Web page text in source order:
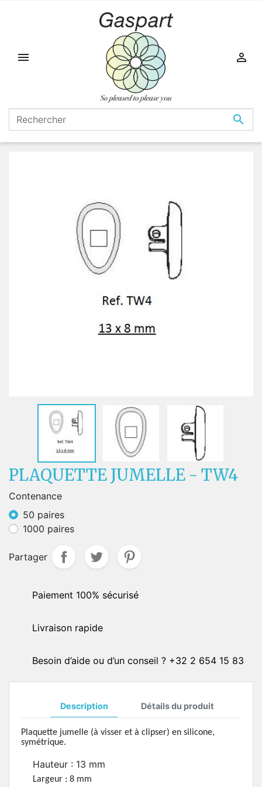



PLAQUETTE JUMELLE - TW4
Contenance
50 paires
1000 paires
Partager
Paiement 100% sécurisé
Livraison rapide
Besoin d’aide ou d’un conseil ? +32 2 654 15 83
Description Détails du produit
Plaquette jumelle (à visser et à clipser) en silicone,
symétrique.
Hauteur : 13 mm
Largeur : 8 mm